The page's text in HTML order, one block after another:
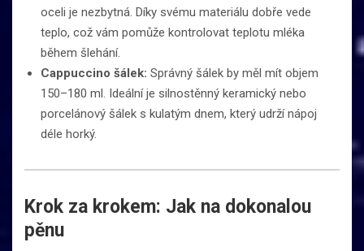
oceli je nezbytná. Díky svému materiálu dobře vede
teplo, což vám pomůže kontrolovat teplotu mléka
během šlehání.
Cappuccino šálek: Správný šálek by měl mít objem
150–180 ml. Ideální je silnostěnný keramický nebo
porcelánový šálek s kulatým dnem, který udrží nápoj
déle horký.
Krok za krokem: Jak na dokonalou
pěnu